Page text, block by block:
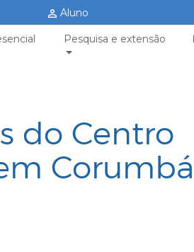
Aluno
Pesquisa e extensão
do Centro
Corumbá